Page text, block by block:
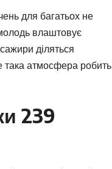
для багатьох не
влаштовує
діляться
така атмосфера робить
239